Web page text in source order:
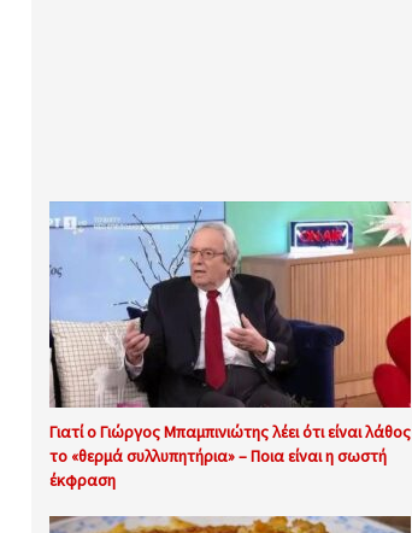
Γιατί ο Γιώργος Μπαμπινιώτης λέει ότι είναι λάθος
το «θερμά συλλυπητήρια» – Ποια είναι η σωστή
έκφραση